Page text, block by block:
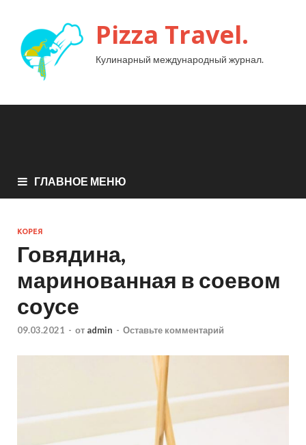
Pizza Travel.
Кулинарный международный журнал.
ГЛАВНОЕ МЕНЮ
КОРЕЯ
Говядина,
маринованная в соевом
соусе
09.03.2021 - от admin - Оставьте комментарий